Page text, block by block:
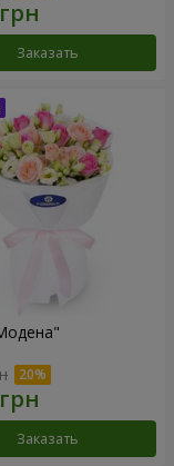
Заказать
Заказать